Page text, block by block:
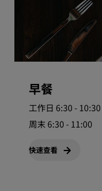
早餐
工作日 6:30 - 10:30
周末 6:30 - 11:00
快速查看